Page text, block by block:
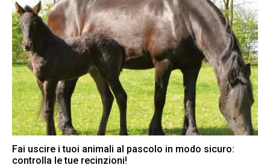
Fai uscire i tuoi animali al pascolo in modo sicuro:
controlla le tue recinzioni!